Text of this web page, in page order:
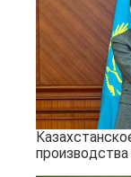
производства